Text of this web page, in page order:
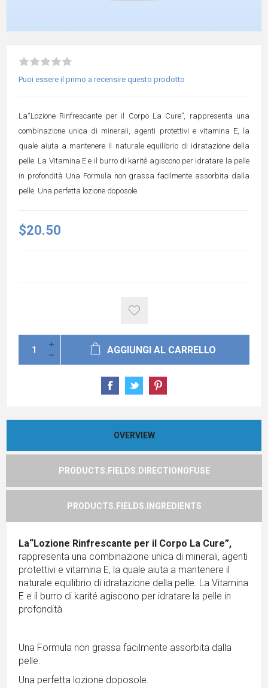
Puoi essere il primo a recensire questo prodotto
La“Lozione Rinfrescante per il Corpo La Cure”, rappresenta una
combinazione unica di minerali, agenti protettivi e vitamina E, la
quale aiuta a mantenere il naturale equilibrio di idratazione della
pelle. La Vitamina E e il burro di karité agiscono per idratare la pelle
in profondità Una Formula non grassa facilmente assorbita dalla
pelle. Una perfetta lozione doposole.
$20.50
AGGIUNGI AL CARRELLO
OVERVIEW
PRODUCTS.FIELDS.DIRECTIONOFUSE
PRODUCTS.FIELDS.INGREDIENTS
La“Lozione Rinfrescante per il Corpo La Cure”,
rappresenta una combinazione unica di minerali, agenti
protettivi e vitamina E, la quale aiuta a mantenere il
naturale equilibrio di idratazione della pelle. La Vitamina
E e il burro di karité agiscono per idratare la pelle in
profondità
Una Formula non grassa facilmente assorbita dalla
pelle.
Una perfetta lozione doposole.